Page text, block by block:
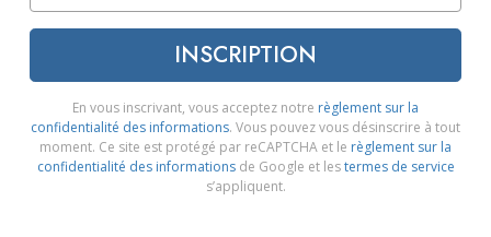
INSCRIPTION
En vous inscrivant, vous acceptez notre règlement sur la
confidentialité des informations. Vous pouvez vous désinscrire à tout
moment. Ce site est protégé par reCAPTCHA et le règlement sur la
confidentialité des informationsde Google et lestermes de service
s’appliquent.